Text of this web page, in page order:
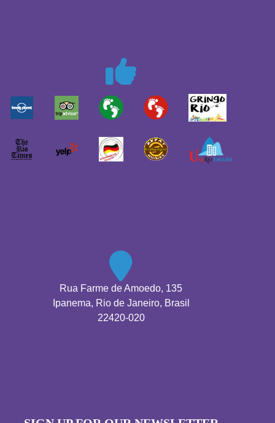
Rua Farme de Amoedo, 135
Ipanema, Rio de Janeiro, Brasil
22420-020